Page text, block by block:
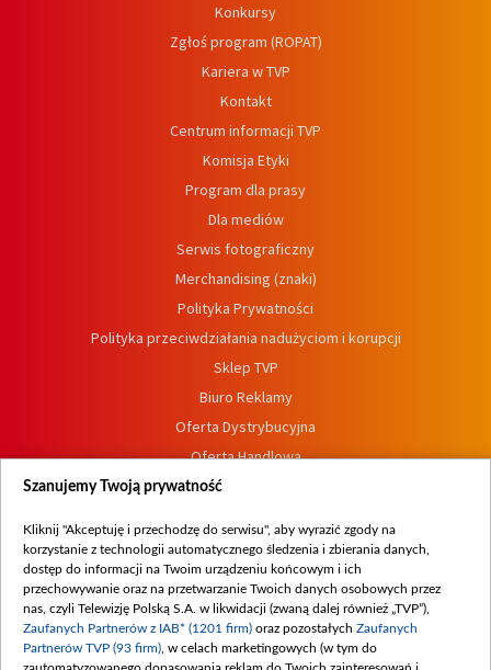
Konkursy
Zgłoś program (ROPAT)
Kariera w TVP
Kontakt
Centrum informacji TVP
Komisja Etyki
Program dla prasy
Dla mediów
Serwis fotograficzny
Merchandising (znaki)
Polityka Prywatności
Polityka przeciwdziałania nadużyciom i korupcji
Sklep TVP
Biuro Reklamy
Oferta Dystrybucyjna
Oferta Handlowa
Dostępność
Procedura zgłoszeń wewnętrznych
Szanujemy Twoją prywatność
Kliknij "Akceptuję i przechodzę do serwisu", aby wyrazić zgody na
korzystanie z technologii automatycznego śledzenia i zbierania danych,
dostęp do informacji na Twoim urządzeniu końcowym i ich
przechowywanie oraz na przetwarzanie Twoich danych osobowych przez
nas, czyli Telewizję Polską S.A. w likwidacji (zwaną dalej również „TVP”),
Zaufanych Partnerów z IAB* (1201 firm) oraz pozostałych Zaufanych
Partnerów TVP (93 firm) , w celach marketingowych (w tym do